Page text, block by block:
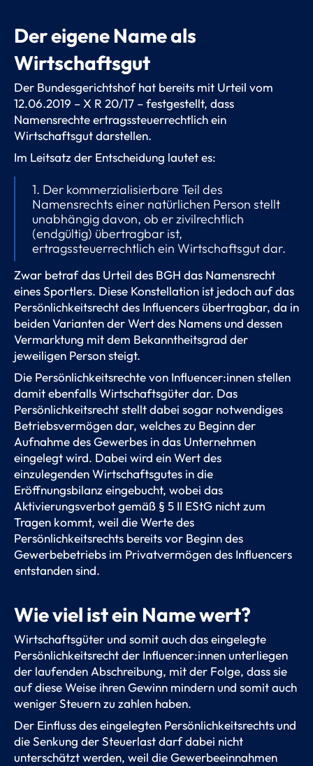
Der eigene Name als
Wirtschaftsgut
Der Bundesgerichtshof hat bereits mit Urteil vom
12.06.2019 – X R 20/17 – festgestellt, dass
Namensrechte ertragssteuerrechtlich ein
Wirtschaftsgut darstellen.
Im Leitsatz der Entscheidung lautet es:
1. Der kommerzialisierbare Teil des
Namensrechts einer natürlichen Person stellt
unabhängig davon, ob er zivilrechtlich
(endgültig) übertragbar ist,
ertragssteuerrechtlich ein Wirtschaftsgut dar.
Zwar betraf das Urteil des BGH das Namensrecht
eines Sportlers. Diese Konstellation ist jedoch auf das
Persönlichkeitsrecht des Influencers übertragbar, da in
beiden Varianten der Wert des Namens und dessen
Vermarktung mit dem Bekanntheitsgrad der
jeweiligen Person steigt.
Die Persönlichkeitsrechte von Influencer:innen stellen
damit ebenfalls Wirtschaftsgüter dar. Das
Persönlichkeitsrecht stellt dabei sogar notwendiges
Betriebsvermögen dar, welches zu Beginn der
Aufnahme des Gewerbes in das Unternehmen
eingelegt wird. Dabei wird ein Wert des
einzulegenden Wirtschaftsgutes in die
Eröffnungsbilanz eingebucht, wobei das
Aktivierungsverbot gemäß § 5 II EStG nicht zum
Tragen kommt, weil die Werte des
Persönlichkeitsrechts bereits vor Beginn des
Gewerbebetriebs im Privatvermögen des Influencers
entstanden sind.
Wie viel ist ein Name wert?
Wirtschaftsgüter und somit auch das eingelegte
Persönlichkeitsrecht der Influencer:innen unterliegen
der laufenden Abschreibung, mit der Folge, dass sie
auf diese Weise ihren Gewinn mindern und somit auch
weniger Steuern zu zahlen haben.
Der Einfluss des eingelegten Persönlichkeitsrechts und
die Senkung der Steuerlast darf dabei nicht
unterschätzt werden, weil die Gewerbeeinnahmen